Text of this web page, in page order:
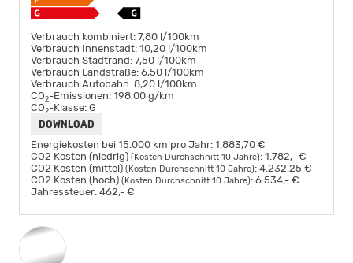
Verbrauch kombiniert: 7,80 l/100km
Verbrauch Innenstadt: 10,20 l/100km
Verbrauch Stadtrand: 7,50 l/100km
Verbrauch Landstraße: 6,50 l/100km
Verbrauch Autobahn: 8,20 l/100km
CO2-Emissionen: 198,00 g/km
CO2-Klasse: G
DOWNLOAD
Energiekosten bei 15.000 km pro Jahr: 1.883,70 €
CO2 Kosten (niedrig) (Kosten Durchschnitt 10 Jahre): 1.782,- €
CO2 Kosten (mittel) (Kosten Durchschnitt 10 Jahre): 4.232,25 €
CO2 Kosten (hoch) (Kosten Durchschnitt 10 Jahre): 6.534,- €
Jahressteuer: 462,- €